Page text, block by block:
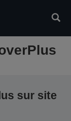
sur site